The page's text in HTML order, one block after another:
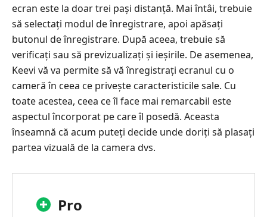
ecran este la doar trei pași distanță. Mai întâi, trebuie
să selectați modul de înregistrare, apoi apăsați
butonul de înregistrare. După aceea, trebuie să
verificați sau să previzualizați și ieșirile. De asemenea,
Keevi vă va permite să vă înregistrați ecranul cu o
cameră în ceea ce privește caracteristicile sale. Cu
toate acestea, ceea ce îl face mai remarcabil este
aspectul încorporat pe care îl posedă. Aceasta
înseamnă că acum puteți decide unde doriți să plasați
partea vizuală de la camera dvs.
Pro